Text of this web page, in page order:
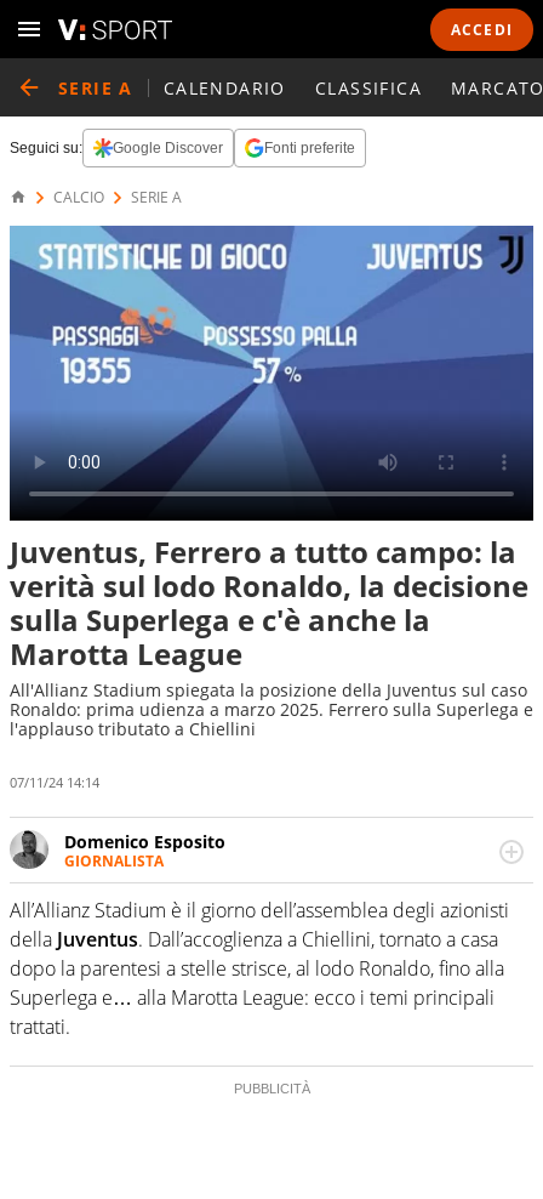
ACCEDI
SERIE A CALENDARIO CLASSIFICA
Seguici su: Google Discover Fonti preferite
CALCIO SERIE A
Juventus, Ferrero a tutto campo: la
verità sul lodo Ronaldo, la decisione
sulla Superlega e c'è anche la
Marotta League
All'Allianz Stadium spiegata la posizione della Juventus sul caso
Ronaldo: prima udienza a marzo 2025. Ferrero sulla Superlega e
l'applauso tributato a Chiellini
07/11/24 14:14
Domenico Esposito
GIORNALISTA
Da vent’anni in campo e sul campo per vivere ogni evento
in tutte le sue sfaccettature. Passione smisurata per il
calcio e per la sfera di cuoio. Il pallone è una cosa
serissima, guai a dirgli di no
All’Allianz Stadium è il giorno dell’assemblea degli azionisti
della Juventus. Dall’accoglienza a Chiellini, tornato a casa
dopo la parentesi a stelle strisce, al lodo Ronaldo, fino alla
Superlega e… alla Marotta League: ecco i temi principali
trattati.